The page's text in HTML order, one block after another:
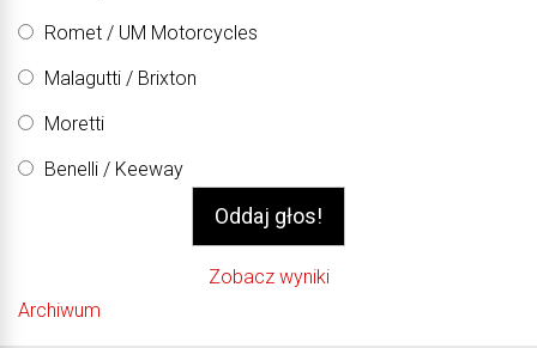
Romet / UM Motorcycles
Malagutti / Brixton
Moretti
Benelli / Keeway
Zobacz wyniki
Archiwum